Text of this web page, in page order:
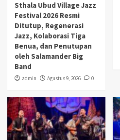
Sthala Ubud Village Jazz
Festival 2026 Resmi
Ditutup, Regenerasi
Jazz, Kolaborasi Tiga
Benua, dan Penutupan
oleh Salamander Big
Band
admin Agustus 9, 2026 0